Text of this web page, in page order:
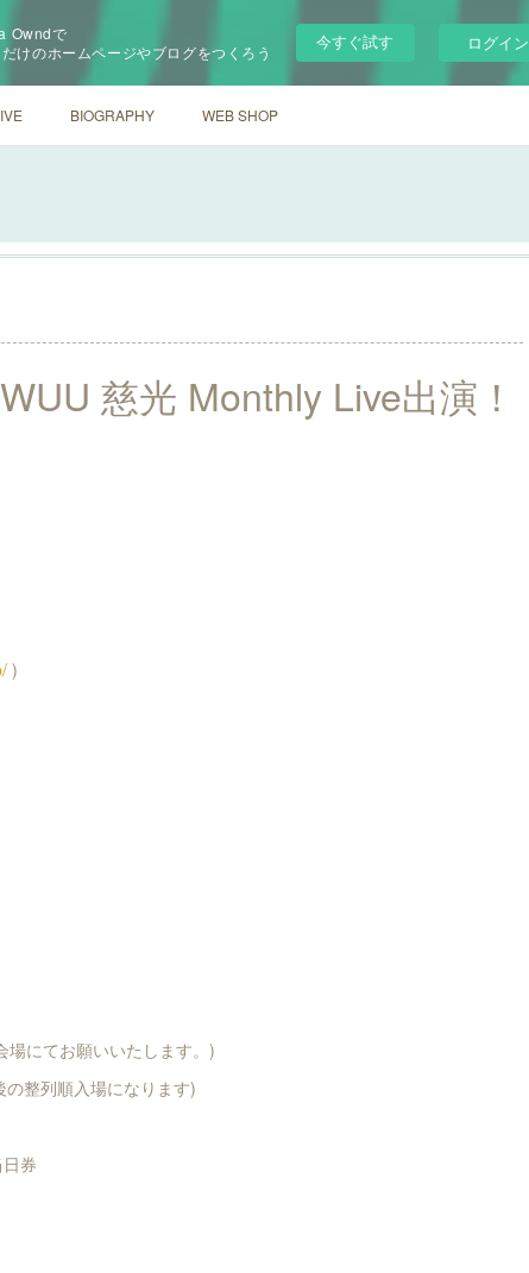
Owndで
けのホームページやブログをつくろう
今すぐ試す ログイン
BIOGRAPHY WEB SHOP
慈光 Monthly Live出演！
)
場にてお願いいたします。)
整列順入場になります)
券